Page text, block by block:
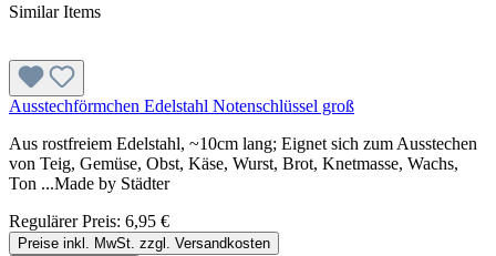
Similar Items
Ausstechförmchen Edelstahl Notenschlüssel groß
Aus rostfreiem Edelstahl, ~10cm lang; Eignet sich zum Ausstechen
von Teig, Gemüse, Obst, Käse, Wurst, Brot, Knetmasse, Wachs,
Ton ...Made by Städter
Regulärer Preis: 6,95 €
Preise inkl. MwSt. zzgl. Versandkosten